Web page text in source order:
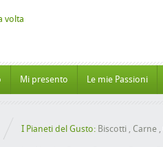
Mi presento Le mie Passioni
I Pianeti del Gusto: Biscotti , Carne ,